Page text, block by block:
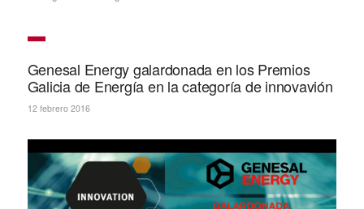
Genesal Energy galardonada en los Premios
Galicia de Energía en la categoría de innovavión
12 febrero 2016